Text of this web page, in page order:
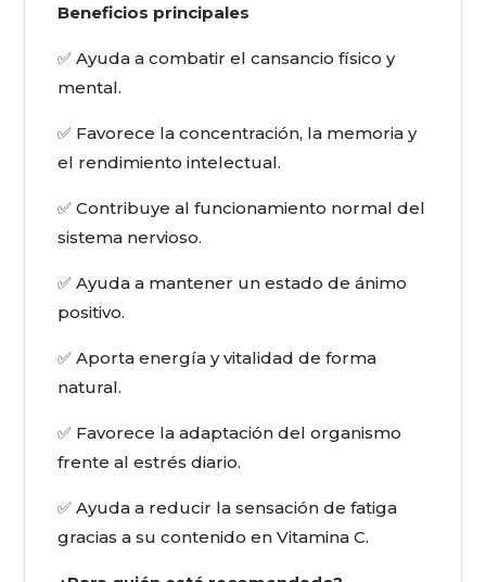
Beneficios principales
✅ Ayuda a combatir el cansancio físico y
mental.
✅ Favorece la concentración, la memoria y
el rendimiento intelectual.
✅ Contribuye al funcionamiento normal del
sistema nervioso.
✅ Ayuda a mantener un estado de ánimo
positivo.
✅ Aporta energía y vitalidad de forma
natural.
✅ Favorece la adaptación del organismo
frente al estrés diario.
✅ Ayuda a reducir la sensación de fatiga
gracias a su contenido en Vitamina C.